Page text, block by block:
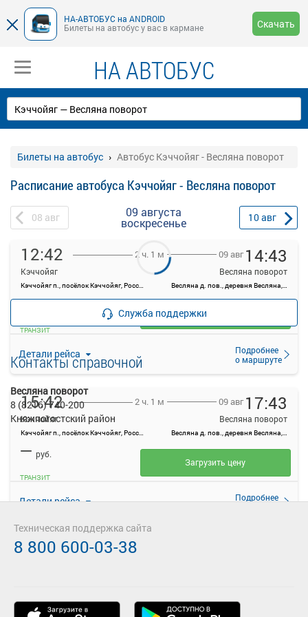
НА-АВТОБУС на ANDROID
Билеты на автобус у вас в кармане
Скачать
НА АВТОБУС
Билеты на автобус Автобус Кэччойяг - Весляна поворот
Расписание автобуса Кэччойяг - Весляна поворот
08 авг 09 августа
воскресенье 10авг
12:42
Кэччойяг
Кэччойяг п., посёлок Кэччойяг, Россия
2 ч. 1 м 09 авг 14:43
Весляна поворот
Весляна д. пов., деревня Весляна, Россия
Детали рейса
Подробнее
о маршруте
—
ТРАНЗИТ
Загрузить цену
15:42
Кэччойяг
Кэччойяг п., посёлок Кэччойяг, Россия
2 ч. 1 м 09 авг 17:43
Весляна поворот
Весляна д. пов., деревня Весляна, Россия
Детали рейса
Подробнее
— руб.
ТРАНЗИТ
Загрузить цену
19:16 1 ч. 57 м
— руб.
Загрузить цену
Служба поддержки
Контакты справочной
Весляна поворот
8 (8216) 740-200
Княжпогостский район
Техническая поддержка сайта
8 800 600-03-38